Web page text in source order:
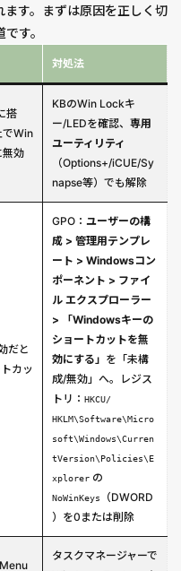
す。まずは原因を正しく切
す。
対処法
搭
でWin
無効
KBのWin Lockキ
ー/LEDを確認、 専用
ユーティリティ
（Options+/iCUE/Sy
napse等）でも解除
だと
カッ
GPO： ユーザーの構
成 > 管理用テンプレ
ート > Windowsコン
ポーネント > ファイ
ル エクスプローラー
> 「Windowsキーの
ショートカットを無
効にする」 を「未構
成/無効」へ。レジス
トリ： HKCU/
HKLM\Software\Micro
soft\Windows\Curren
tVersion\Policies\E
xplorer の
NoWinKeys
（DWORD
）を0または削除
タスクマネージャーで